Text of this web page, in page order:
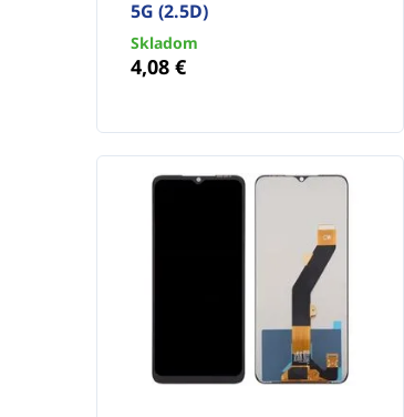
5G (2.5D)
Skladom
4,08 €